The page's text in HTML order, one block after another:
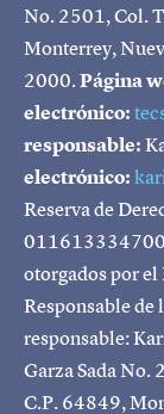
No. 2501, Col.
Monterrey,
2000.Página
electrónico:
responsable:
electrónico:
Reserva de
otorgados por
Responsable
responsable:
Garza Sada
C.P. 64849,